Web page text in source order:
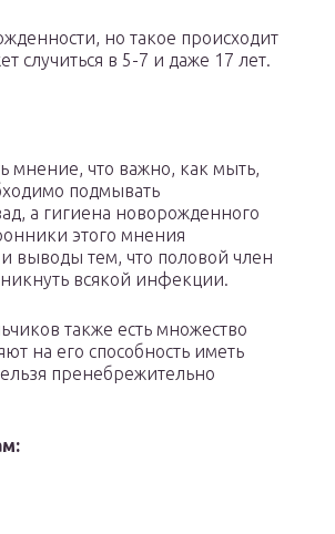
но такое происходит
случиться в 5-7 и даже 17 лет.
мнение, что важно, как мыть,
подмывать
а гигиена новорожденного
этого мнения
выводы тем, что половой член
всякой инфекции.
также есть множество
на его способность иметь
пренебрежительно